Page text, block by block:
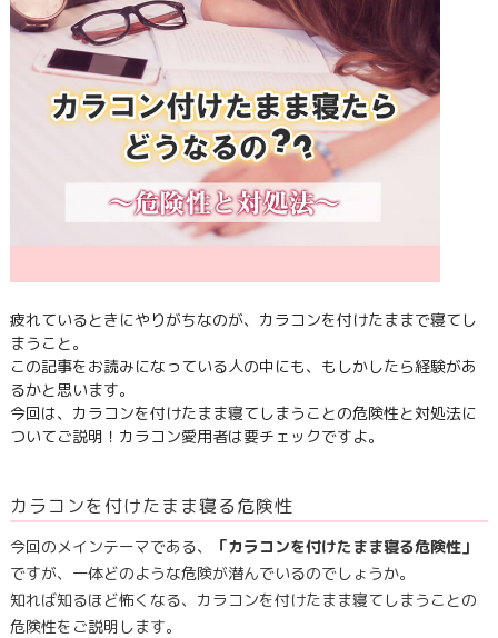
疲れているときにやりがちなのが、カラコンを付けたままで寝てし
まうこと。
この記事をお読みになっている人の中にも、もしかしたら経験があ
るかと思います。
今回は、カラコンを付けたまま寝てしまうことの危険性と対処法に
ついてご説明！カラコン愛用者は要チェックですよ。
カラコンを付けたまま寝る危険性
今回のメインテーマである、
「カラコンを付けたまま寝る危険性」
ですが、一体どのような危険が潜んでいるのでしょうか。
知れば知るほど怖くなる、カラコンを付けたまま寝てしまうことの
危険性をご説明します。